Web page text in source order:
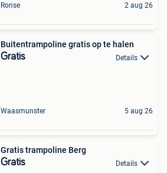
Ronse 2 aug 26
Buitentrampoline gratis op te halen
Gratis Details
Waasmunster 5 aug 26
Gratis trampoline Berg
Gratis Details